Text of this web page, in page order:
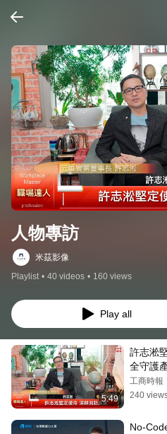
人物專訪
米茲影像
Playlist • 40 videos • 160 views
Play all
5:49
許志淞
全守護
工商時報
240
No-